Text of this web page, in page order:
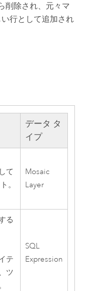
削除され、元々マ
行として追加され
データ タ
イプ
て
。
Mosaic
Layer
る
テ
ツ
SQL
Expression